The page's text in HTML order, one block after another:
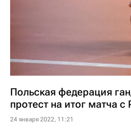
Польская федерация
протест на итог матча
24 января 2022, 11:21